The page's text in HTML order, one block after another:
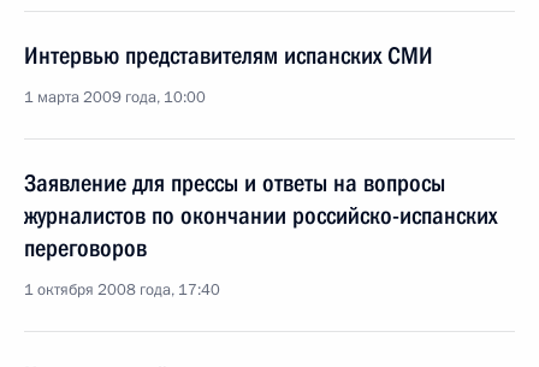
Интервью представителям испанских СМИ
1 марта 2009 года, 10:00
Заявление для прессы и ответы на вопросы
журналистов по окончании российско-испанских
переговоров
1 октября 2008 года, 17:40